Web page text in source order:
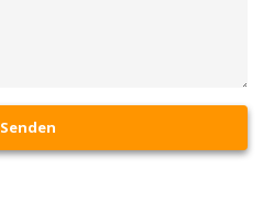
Senden